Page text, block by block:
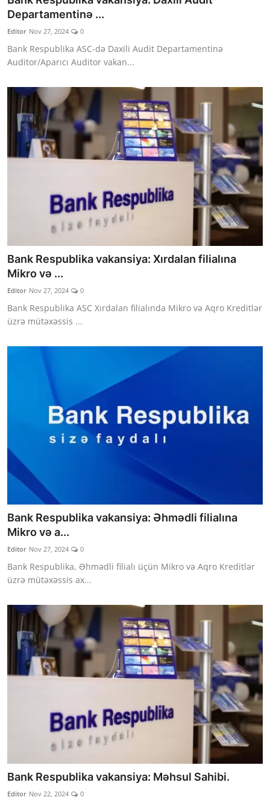
Departamentinə ...
Editor Nov 27, 2024 0
Bank Respublika ASC-də Daxili Audit Departamentinə
Auditor/Aparıcı Auditor vakan...
Bank Respublika vakansiya: Xırdalan filialına
Mikro və ...
Editor Nov 27, 2024 0
Bank Respublika ASC Xırdalan filialında Mikro və Aqro Kreditlər
üzrə mütəxəssis ...
Bank Respublika vakansiya: Əhmədli filialına
Mikro və a...
Editor Nov 27, 2024 0
Bank Respublika, Əhmədli filialı üçün Mikro və Aqro Kreditlər
üzrə mütəxəssis ax...
Bank Respublika vakansiya: Məhsul Sahibi.
Editor Nov 22, 2024 0